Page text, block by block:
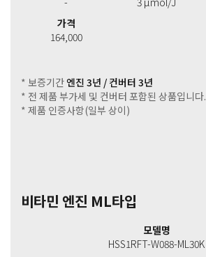
가격
164,000
* 보증기간엔진 3년 / 컨버터 3년
* 전 제품 부가세 및 컨버터 포함된 상품입니다.
* 제품 인증사항(일부 상이)
비타민 엔진 ML타입
모델명
HSS1RFT-W088-ML30K